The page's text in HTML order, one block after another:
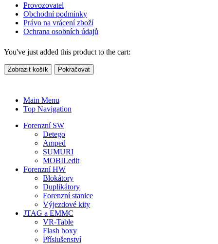
Provozovatel
Obchodní podmínky
Právo na vrácení zboží
Ochrana osobních údajů
You've just added this product to the cart:
Zobrazit košík Pokračovat
Main Menu
Top Navigation
Forenzní SW
Detego
Amped
SUMURI
MOBILedit
Forenzní HW
Blokátory
Duplikátory
Forenzní stanice
Výjezdové kity
JTAG a EMMC
VR-Table
Flash boxy
Příslušenství